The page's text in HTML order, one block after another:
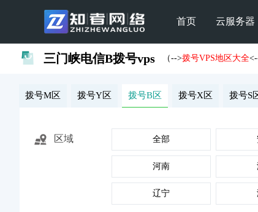
首页 云服务器
三门峡电信B拨号vps （-->拨号VPS地区大全
拨号M区 拨号Y区 拨号B区 拨号X区 拨号S
区域 全部
河南
辽宁